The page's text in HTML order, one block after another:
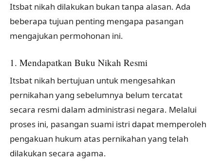
Itsbat nikah dilakukan bukan tanpa alasan. Ada
beberapa tujuan penting mengapa pasangan
mengajukan permohonan ini.
1. Mendapatkan Buku Nikah Resmi
Itsbat nikah bertujuan untuk mengesahkan
pernikahan yang sebelumnya belum tercatat
secara resmi dalam administrasi negara. Melalui
proses ini, pasangan suami istri dapat memperoleh
pengakuan hukum atas pernikahan yang telah
dilakukan secara agama.